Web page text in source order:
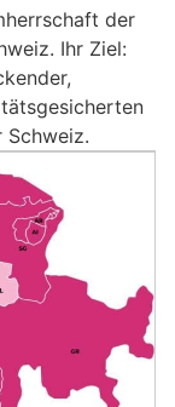
der
Ihr Ziel:
Schweiz.